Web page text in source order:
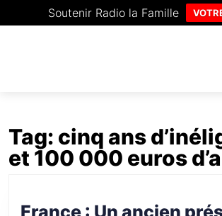
Soutenir Radio la Famille
Tag: cinq ans
et 100 000 euros
France : Un ancien